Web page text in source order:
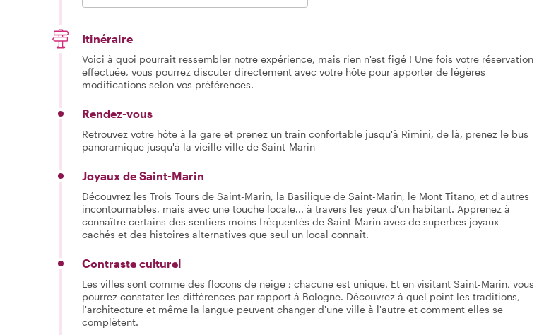
Itinéraire
Voici à quoi pourrait ressembler notre expérience, mais rien n'est figé ! Une fois votre réservation
effectuée, vous pourrez discuter directement avec votre hôte pour apporter de légères
modifications selon vos préférences.
Rendez-vous
Retrouvez votre hôte à la gare et prenez un train confortable jusqu'à Rimini, de là, prenez le bus
panoramique jusqu'à la vieille ville de Saint-Marin
Joyaux de Saint-Marin
Découvrez les Trois Tours de Saint-Marin, la Basilique de Saint-Marin, le Mont Titano, et d'autres
incontournables, mais avec une touche locale... à travers les yeux d'un habitant. Apprenez à
connaître certains des sentiers moins fréquentés de Saint-Marin avec de superbes joyaux
cachés et des histoires alternatives que seul un local connaît.
Contraste culturel
Les villes sont comme des flocons de neige ; chacune est unique. Et en visitant Saint-Marin, vous
pourrez constater les différences par rapport à Bologne. Découvrez à quel point les traditions,
l'architecture et même la langue peuvent changer d'une ville à l'autre et comment elles se
complètent.